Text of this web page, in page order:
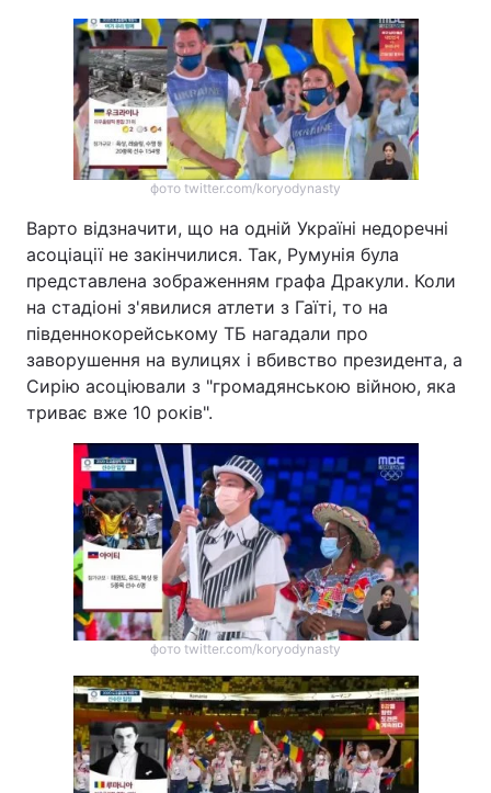
фото twitter.com/koryodynasty
Варто відзначити, що на одній Україні недоречні
асоціації не закінчилися. Так, Румунія була
представлена зображенням графа Дракули. Коли
на стадіоні з'явилися атлети з Гаїті, то на
південнокорейському ТБ нагадали про
заворушення на вулицях і вбивство президента, а
Сирію асоціювали з "громадянською війною, яка
триває вже 10 років".
фото twitter.com/koryodynasty